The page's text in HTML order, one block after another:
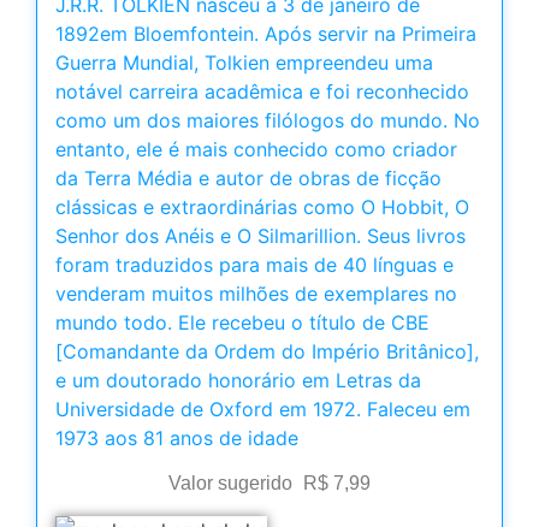
1892em Bloemfontein. Após servir na Primeira
Guerra Mundial, Tolkien empreendeu uma
notável carreira acadêmica e foi reconhecido
como um dos maiores filólogos do mundo. No
entanto, ele é mais conhecido como criador
da Terra Média e autor de obras de ficção
clássicas e extraordinárias como O Hobbit, O
Senhor dos Anéis e O Silmarillion. Seus livros
foram traduzidos para mais de 40 línguas e
venderam muitos milhões de exemplares no
mundo todo. Ele recebeu o título de CBE
[Comandante da Ordem do Império Britânico],
e um doutorado honorário em Letras da
Universidade de Oxford em 1972. Faleceu em
1973 aos 81 anos de idade
Valor sugerido R$ 7,99